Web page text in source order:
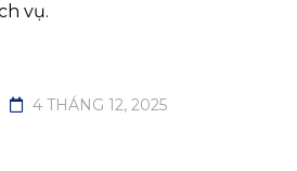
vụ.
4 THÁNG 12, 2025